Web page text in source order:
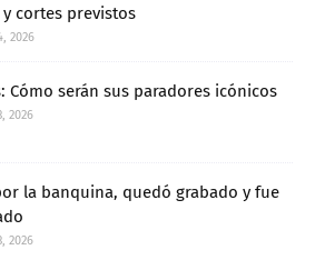
cortes previstos
2026
Cómo serán sus paradores icónicos
2026
la banquina, quedó grabado y fue
2026